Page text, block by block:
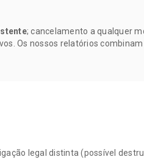
; cancelamento a qualquer
Os nossos relatórios combinam
legal distinta (possível